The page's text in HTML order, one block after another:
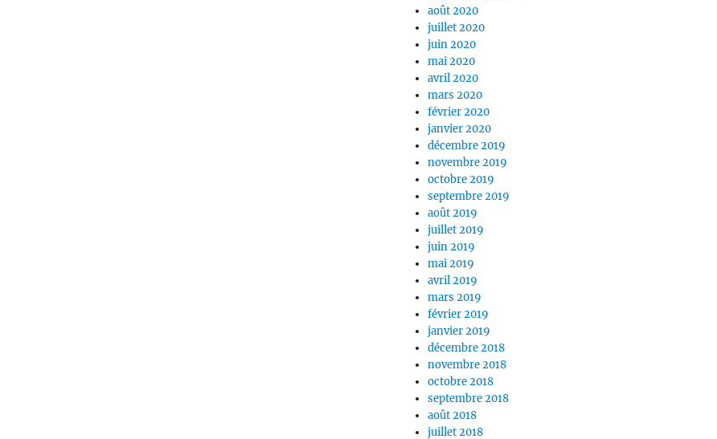
août 2020
juillet 2020
juin 2020
mai 2020
avril 2020
mars 2020
février 2020
janvier 2020
décembre 2019
novembre 2019
octobre 2019
septembre 2019
août 2019
juillet 2019
juin 2019
mai 2019
avril 2019
mars 2019
février 2019
janvier 2019
décembre 2018
novembre 2018
octobre 2018
septembre 2018
août 2018
juillet 2018